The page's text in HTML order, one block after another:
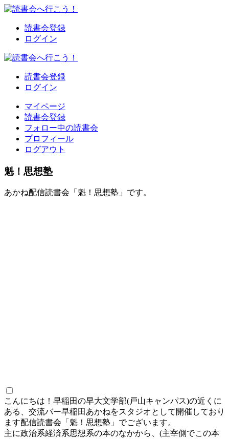
読書会登録
ログイン
読書会登録
ログイン
マイページ
読書会登録
フォロー中の読書会
プロフィール
ログアウト
魁！思想塾
あかね配信読書会「魁！思想塾」です。
こんにちは！早稲田の早大文学部(戸山キャンパス)の近くに
ある、交流バー早稲田あかねをスタジオとして開催しており
ます配信読書会「魁！思想塾」でございます。
主に政治系経済系思想系の本のなかから、(主宰側でこの本